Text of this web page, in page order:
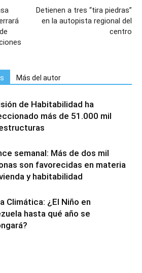
Detienen a tres “tira piedras”
en la autopista regional del
centro
Más del autor
de Habitabilidad ha
más de 51.000 mil
semanal: Más de dos mil
son favorecidas en materia
y habitabilidad
Climática: ¿El Niño en
hasta qué año se